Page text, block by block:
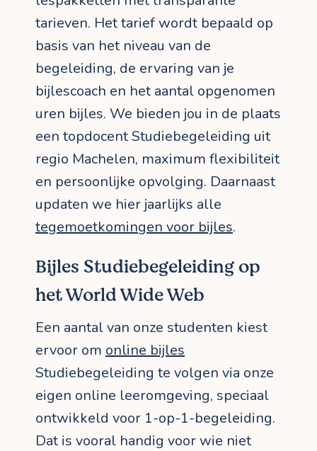
tarieven. Het tarief wordt bepaald op
basis van het niveau van de
begeleiding, de ervaring van je
bijlescoach en het aantal opgenomen
uren bijles. We bieden jou in de plaats
een topdocent Studiebegeleiding uit
regio Machelen, maximum flexibiliteit
en persoonlijke opvolging. Daarnaast
updaten we hier jaarlijks alle
tegemoetkomingen voor bijles.
Bijles Studiebegeleiding op
het World Wide Web
Een aantal van onze studenten kiest
ervoor om online bijles
Studiebegeleiding te volgen via onze
eigen online leeromgeving, speciaal
ontwikkeld voor 1-op-1-begeleiding.
Dat is vooral handig voor wie niet